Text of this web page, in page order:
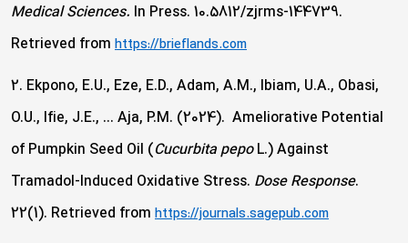
Medical Sciences. In Press. 10.5812/zjrms-144739.
Retrieved from https://brieflands.com
2. Ekpono, E.U., Eze, E.D., Adam, A.M., Ibiam, U.A., Obasi,
O.U., Ifie, J.E., … Aja, P.M. (2024). Ameliorative Potential
of Pumpkin Seed Oil (Cucurbita pepoL.) Against
Tramadol-Induced Oxidative Stress. Dose Response.
22(1). Retrieved from https://journals.sagepub.com